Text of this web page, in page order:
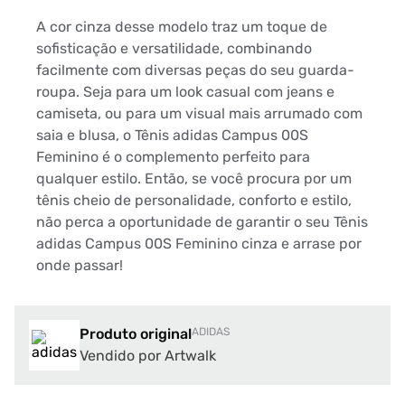
A cor cinza desse modelo traz um toque de
sofisticação e versatilidade, combinando
facilmente com diversas peças do seu guarda-
roupa. Seja para um look casual com jeans e
camiseta, ou para um visual mais arrumado com
saia e blusa, o Tênis adidas Campus 00S
Feminino é o complemento perfeito para
qualquer estilo. Então, se você procura por um
tênis cheio de personalidade, conforto e estilo,
não perca a oportunidade de garantir o seu Tênis
adidas Campus 00S Feminino cinza e arrase por
onde passar!
Produto originalADIDAS
Vendido por Artwalk